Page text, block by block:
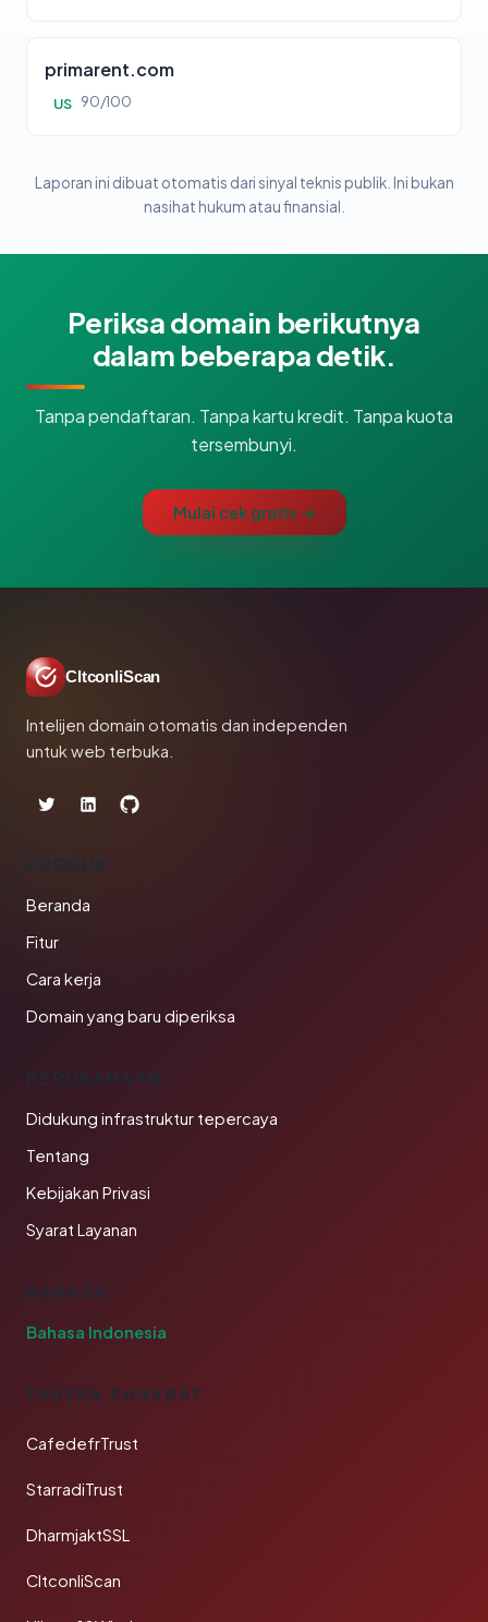
primarent.com
US 90/100
Laporan ini dibuat otomatis dari sinyal teknis publik. Ini bukan
nasihat hukum atau finansial.
Periksa domain berikutnya
dalam beberapa detik.
Tanpa pendaftaran. Tanpa kartu kredit. Tanpa kuota
tersembunyi.
Mulai cek gratis →
CltconliScan
Intelijen domain otomatis dan independen
untuk web terbuka.
PRODUK
Beranda
Fitur
Cara kerja
Domain yang baru diperiksa
PERUSAHAAN
Didukung infrastruktur tepercaya
Tentang
Kebijakan Privasi
Syarat Layanan
BAHASA
Bahasa Indonesia
TAUTAN SAHABAT
CafedefrTrust
StarradiTrust
DharmjaktSSL
CltconliScan